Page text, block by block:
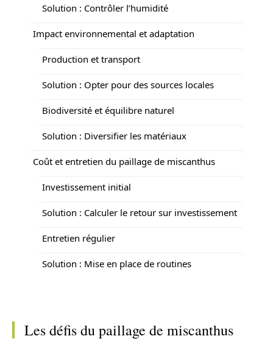
Solution : Contrôler l’humidité
Impact environnemental et adaptation
Production et transport
Solution : Opter pour des sources locales
Biodiversité et équilibre naturel
Solution : Diversifier les matériaux
Coût et entretien du paillage de miscanthus
Investissement initial
Solution : Calculer le retour sur investissement
Entretien régulier
Solution : Mise en place de routines
Les défis du paillage de miscanthus